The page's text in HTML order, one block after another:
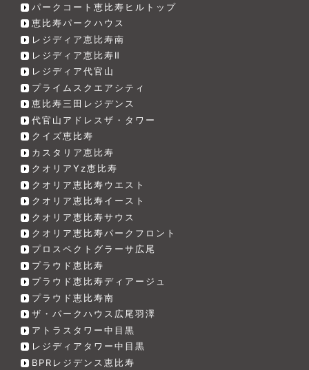
パークコート恵比寿ヒルトップ
恵比寿パークハウス
レジディア恵比寿南
レジディア恵比寿Ⅱ
レジディア代官山
プライムスクエアシティ
恵比寿三田レジデンス
代官山アドレスザ・タワー
クイズ恵比寿
カスタリア恵比寿
クオリアYz恵比寿
クオリア恵比寿ウエスト
クオリア恵比寿イースト
クオリア恵比寿サウス
クオリア恵比寿パークフロント
プロスペクトグラーサ広尾
プラウド恵比寿
プラウド恵比寿ディアージュ
プラウド恵比寿南
ザ・パークハウス広尾羽澤
アトラスタワー中目黒
レジディアタワー中目黒
BPRレジデンス恵比寿